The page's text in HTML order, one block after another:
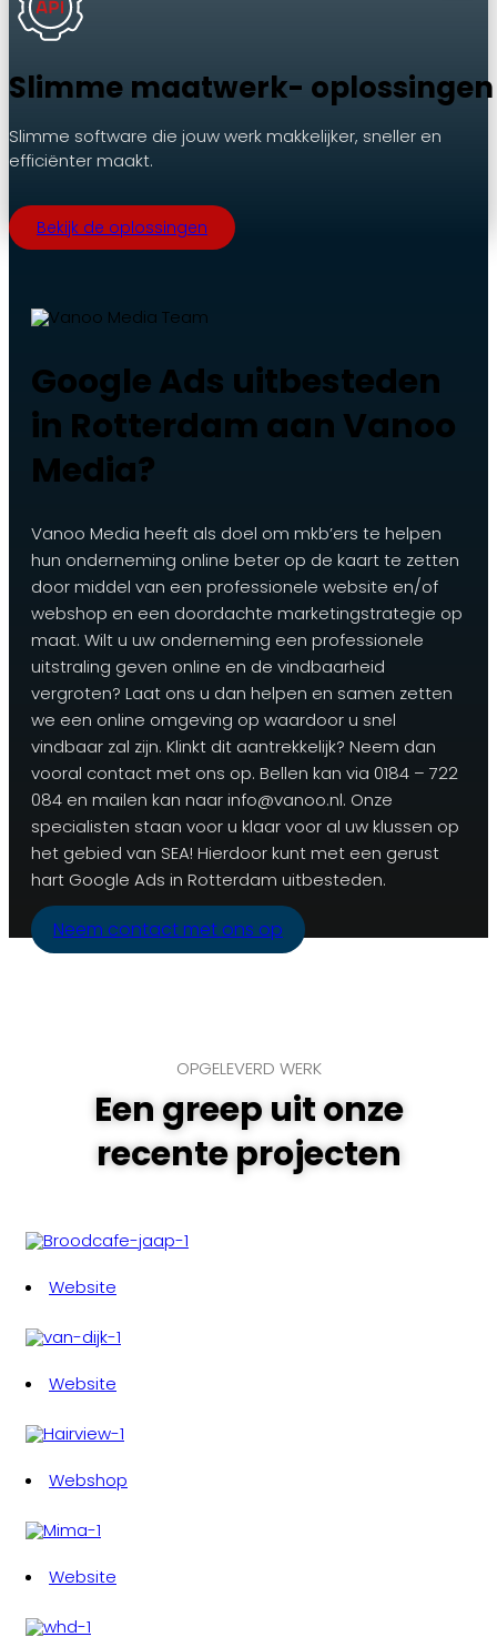
Slimme maatwerk- oplossingen
Slimme software die jouw werk makkelijker, sneller en
efficiënter maakt.
Bekijk de oplossingen
Google Ads uitbesteden
in Rotterdam aan Vanoo
Media?
Vanoo Media heeft als doel om mkb’ers te helpen
hun onderneming online beter op de kaart te zetten
door middel van een professionele website en/of
webshop en een doordachte marketingstrategie op
maat. Wilt u uw onderneming een professionele
uitstraling geven online en de vindbaarheid
vergroten? Laat ons u dan helpen en samen zetten
we een online omgeving op waardoor u snel
vindbaar zal zijn. Klinkt dit aantrekkelijk? Neem dan
vooral contact met ons op. Bellen kan via 0184 – 722
084 en mailen kan naar info@vanoo.nl. Onze
specialisten staan voor u klaar voor al uw klussen op
het gebied van SEA! Hierdoor kunt met een gerust
hart Google Ads in Rotterdam uitbesteden.
Neem contact met ons op
OPGELEVERD WERK
Een greep uit onze
recente projecten
Website
Website
Webshop
Website